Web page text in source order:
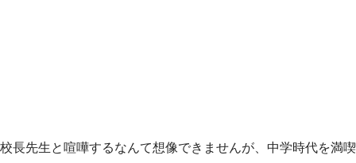
校長先生と喧嘩するなんて想像できませんが、中学時代を満喫